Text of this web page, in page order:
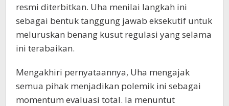
resmi diterbitkan. Uha menilai langkah ini
sebagai bentuk tanggung jawab eksekutif untuk
meluruskan benang kusut regulasi yang selama
ini terabaikan.‎‎
Mengakhiri pernyataannya, Uha mengajak
semua pihak menjadikan polemik ini sebagai
momentum evaluasi total. Ia menuntut